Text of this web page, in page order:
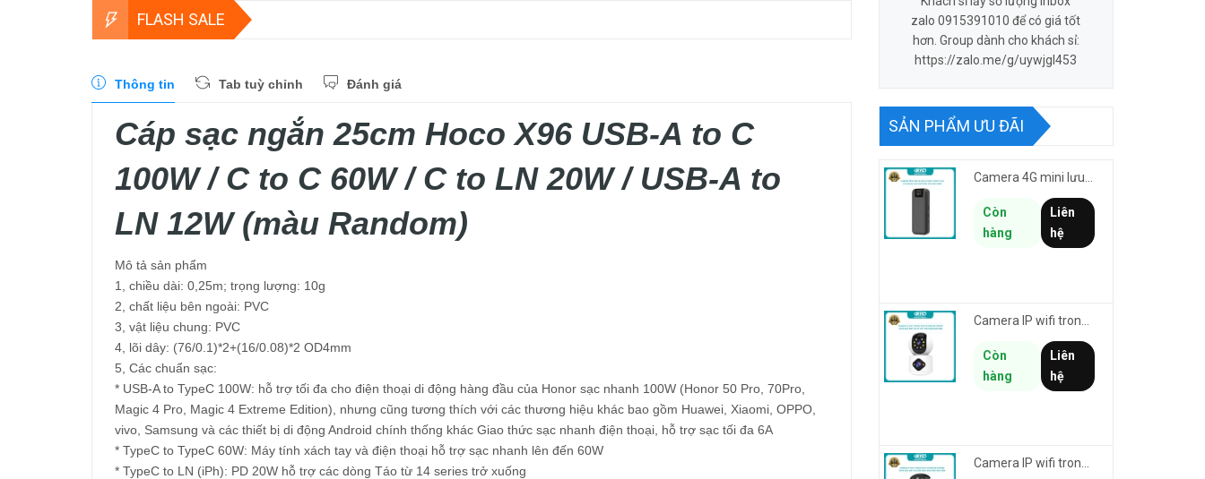
FLASH SALE
Thông tin Tab tuỳ chỉnh Đánh giá
Cáp sạc ngắn 25cm Hoco X96 USB-A to C
100W / C to C 60W / C to LN 20W / USB-A to
LN 12W (màu Random)
Mô tả sản phẩm
1, chiều dài: 0,25m; trọng lượng: 10g
2, chất liệu bên ngoài: PVC
3, vật liệu chung: PVC
4, lõi dây: (76/0.1)*2+(16/0.08)*2 OD4mm
5, Các chuẩn sạc:
* USB-A to TypeC 100W: hỗ trợ tối đa cho điện thoại di động hàng đầu của Honor sạc nhanh 100W (Honor 50 Pro, 70Pro,
Magic 4 Pro, Magic 4 Extreme Edition), nhưng cũng tương thích với các thương hiệu khác bao gồm Huawei, Xiaomi, OPPO,
vivo, Samsung và các thiết bị di động Android chính thống khác Giao thức sạc nhanh điện thoại, hỗ trợ sạc tối đa 6A
* TypeC to TypeC 60W: Máy tính xách tay và điện thoại hỗ trợ sạc nhanh lên đến 60W
* TypeC to LN (iPh): PD 20W hỗ trợ các dòng Táo từ 14 series trở xuống
zalo 0915391010 để có giá tốt
hơn. Group dành cho khách sỉ:
https://zalo.me/g/uywjgl453
SẢN PHẨM ƯU ĐÃI
Camera 4G mini lưu hành trình VSTARCAM CB77 phân giải 3MP FullHD 1080P - Action cam quay Vlog
Còn
hàng
Liên
hệ
Còn
hàng
Liên
hệ
Camera IP wifi trong nhà VSTARCAM CS995M phân giải 2MP HD led trợ sáng - cảnh báo khói, gas, cháy